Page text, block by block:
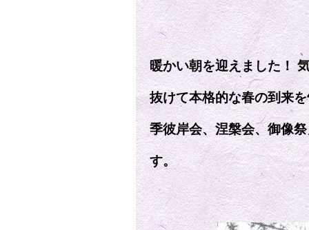
暖かい朝を迎えました！
抜けて本格的な春の到来
季彼岸会、涅槃会、御像
す。